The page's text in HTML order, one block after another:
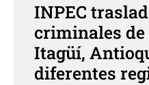
INPEC
criminales de
Itagüí,
diferentes